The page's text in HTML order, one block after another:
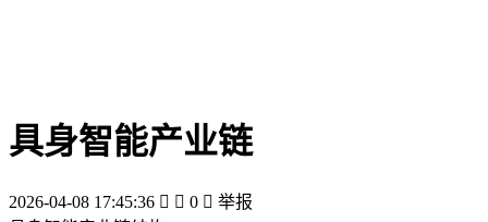
具身智能产业链
2026-04-08 17:45:36   0  举报